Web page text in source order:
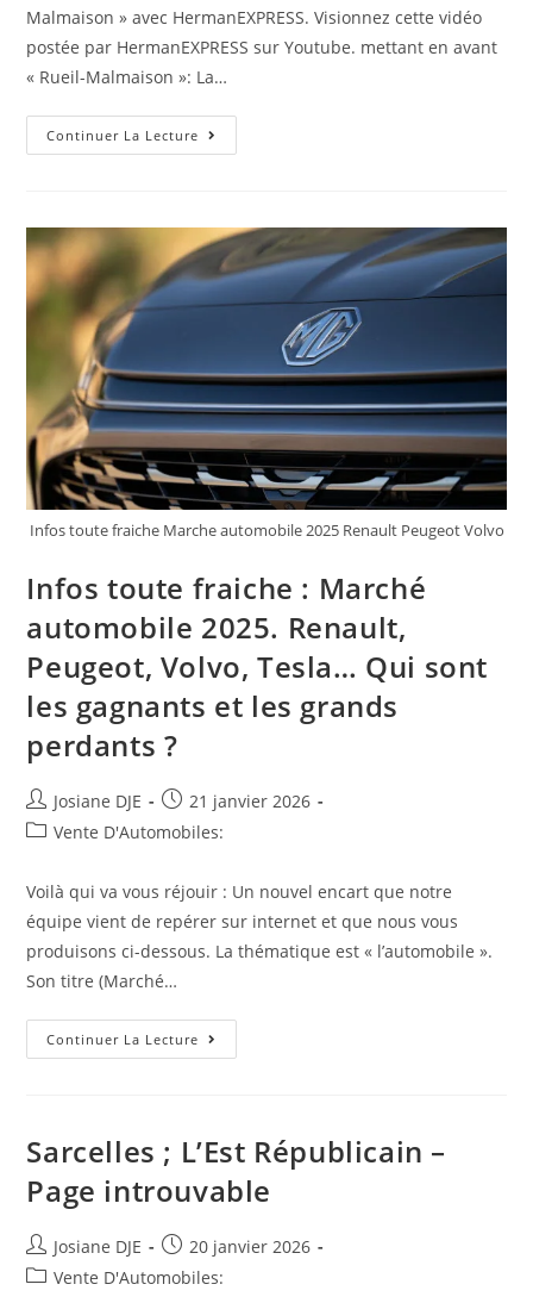
Malmaison » avec HermanEXPRESS. Visionnez cette vidéo
postée par HermanEXPRESS sur Youtube. mettant en avant
« Rueil-Malmaison »: La…
Continuer La Lecture (Rueil-
Malmaison):
Urbanway
12
GNV
N°6398
Porte
Rueil-
Malmaison
RER
[FULL
KICKDOWN
🚀
😈]
Infos toute fraiche Marche automobile 2025 Renault Peugeot Volvo
Infos toute fraiche : Marché
automobile 2025. Renault,
Peugeot, Volvo, Tesla… Qui sont
les gagnants et les grands
perdants ?
Auteur/autrice
de
Josiane DJE
Post
published:
21 janvier 2026
PostVente D'Automobiles:
Voilà qui va vous réjouir : Un nouvel encart que notre
équipe vient de repérer sur internet et que nous vous
produisons ci-dessous. La thématique est « l’automobile ».
Son titre (Marché…
Continuer La Lecture Infos
Toute
2025.
Renault,
Volvo,
Tesla…
Sont
Les
Gagnants
Et
Sarcelles ; L’Est Républicain –
Page introuvable
Auteur/autrice
de
Josiane DJE
Post
published:
20 janvier 2026
PostVente D'Automobiles: